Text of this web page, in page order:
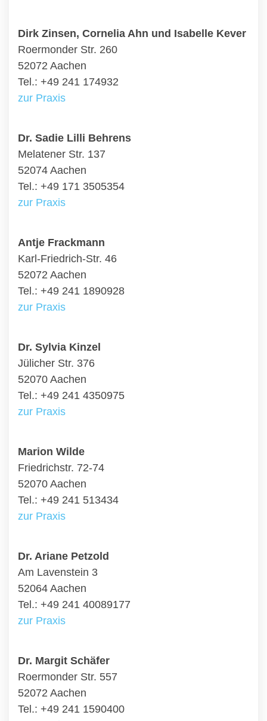
Dirk Zinsen, Cornelia Ahn und Isabelle Kever
Roermonder Str. 260
52072 Aachen
Tel.: +49 241 174932
zur Praxis
Dr. Sadie Lilli Behrens
Melatener Str. 137
52074 Aachen
Tel.: +49 171 3505354
zur Praxis
Antje Frackmann
Karl-Friedrich-Str. 46
52072 Aachen
Tel.: +49 241 1890928
zur Praxis
Dr. Sylvia Kinzel
Jülicher Str. 376
52070 Aachen
Tel.: +49 241 4350975
zur Praxis
Marion Wilde
Friedrichstr. 72-74
52070 Aachen
Tel.: +49 241 513434
zur Praxis
Dr. Ariane Petzold
Am Lavenstein 3
52064 Aachen
Tel.: +49 241 40089177
zur Praxis
Dr. Margit Schäfer
Roermonder Str. 557
52072 Aachen
Tel.: +49 241 1590400